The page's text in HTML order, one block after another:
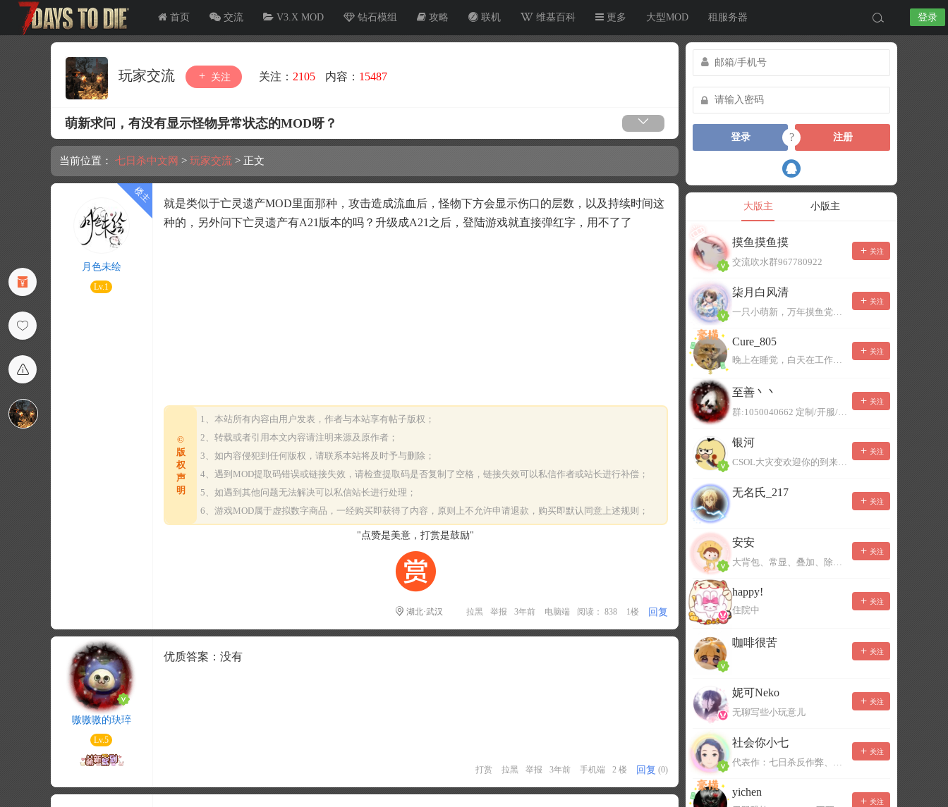
首页 交流 V3.X MOD 钻石模组 攻略 联机 维基百科 更多 大型MOD 租服务器 登录
玩家交流 关注 关注： 2105 内容： 15487
萌新求问，有没有显示怪物异常状态的MOD呀？
当前位置： 七日杀中文网 > 玩家交流 > 正文
月色未绘
Lv.1
就是类似于亡灵遗产MOD里面那种，攻击造成流血后，怪物下方会显示伤口的层数，以及持续时间这
种的，另外问下亡灵遗产有A21版本的吗？升级成A21之后，登陆游戏就直接弹红字，用不了了
©
版
权
声
明
1、本站所有内容由用户发表，作者与本站享有帖子版权；
2、转载或者引用本文内容请注明来源及原作者；
3、如内容侵犯到任何版权，请联系本站将及时予与删除；
4、遇到MOD提取码错误或链接失效，请检查提取码是否复制了空格，链接失效可以私信作者或站长进行补偿；
5、如遇到其他问题无法解决可以私信站长进行处理；
6、游戏MOD属于虚拟数字商品，一经购买即获得了内容，原则上不允许申请退款，购买即默认同意上述规则；
"点赞是美意，打赏是鼓励"
湖北·武汉 拉黑 举报 3年前 电脑端 阅读： 838 1楼 回复
嗷嗷嗷的玦琗
Lv.5
优质答案：没有
打赏 拉黑 举报 3年前 手机端 2 楼 回复 (0)
登录 ? 注册
大版主 小版主
摸鱼摸鱼摸
交流吹水群967780922
关注
柒月白风清
一只小萌新，万年摸鱼党！已经脱坑了。。。
关注
Cure_805
晚上在睡觉，白天在工作，不一定能及时回复，有事可以留言！
关注
至善丶丶
群:1050040662 定制/开服/地图制作/价格公道
关注
银河
CSOL大灾变欢迎你的到来。QQ群：967780922
关注
无名氏_217
关注
安安
大背包、常显、叠加、除草树，唯一作者QQ383125283
关注
happy!
住院中
关注
咖啡很苦
关注
妮可Neko
无聊写些小玩意儿
关注
社会你小七
代表作：七日杀反作弊、七日杀云黑、七日杀BOT、七日杀云商城
关注
yichen
关注